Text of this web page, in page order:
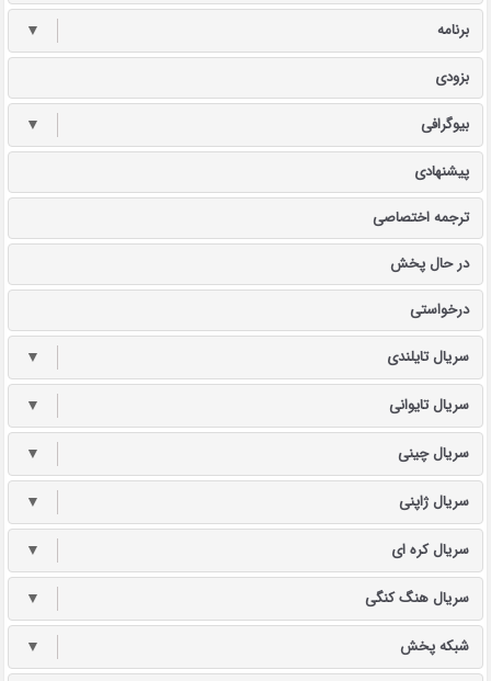
برنامه ▼
بزودی
بیوگرافی ▼
پیشنهادی
ترجمه اختصاصی
در حال پخش
درخواستی
سریال تایلندی ▼
سریال تایوانی ▼
سریال چینی ▼
سریال ژاپنی ▼
سریال کره ای ▼
سریال هنگ کنگی ▼
شبکه پخش ▼